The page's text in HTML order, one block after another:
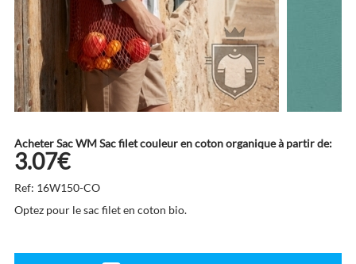
Acheter Sac WM Sac filet couleur en coton organique à partir de:
3.07€
Ref: 16W150-CO
Optez pour le sac filet en coton bio.